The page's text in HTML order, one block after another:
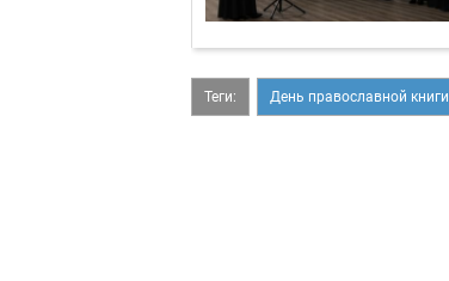
Теги: День православной книги